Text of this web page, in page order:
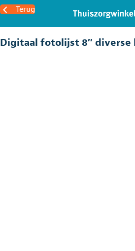
Terug
Digitaal fotolijst 8″ diverse